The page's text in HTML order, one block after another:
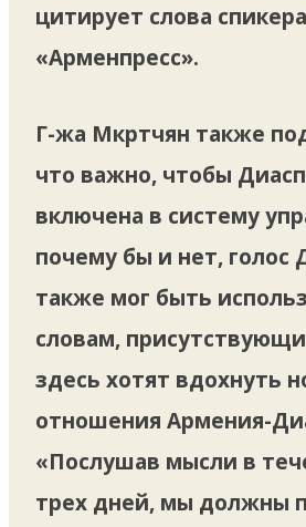
цитирует слова спикера
«Арменпресс».
Г-жа Мкртчян также
что важно, чтобы
включена в систему
почему бы и нет, голос
также мог быть
словам,
здесь хотят вдохнуть
отношения Армения-
«Послушав мысли в
трех дней, мы должны